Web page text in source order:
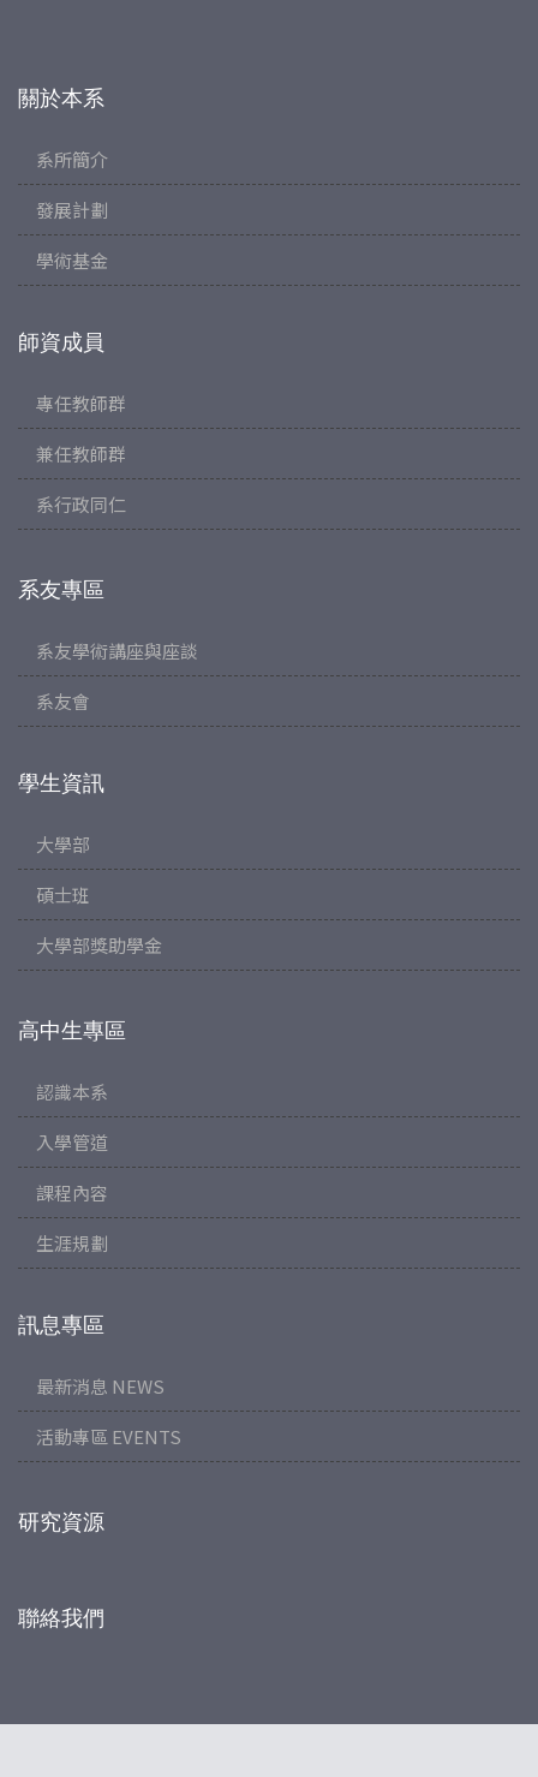
關於本系
系所簡介
發展計劃
學術基金
師資成員
專任教師群
兼任教師群
系行政同仁
系友專區
系友學術講座與座談
系友會
學生資訊
大學部
碩士班
大學部獎助學金
高中生專區
認識本系
入學管道
課程內容
生涯規劃
訊息專區
最新消息 NEWS
活動專區 EVENTS
研究資源
聯絡我們